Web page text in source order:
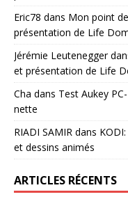
Eric78 dans Mon point
présentation de Life
Jérémie Leutenegger
et présentation de Life
Cha dans Test Aukey
nette
RIADI SAMIR dans
et dessins animés
ARTICLES RÉCENTS